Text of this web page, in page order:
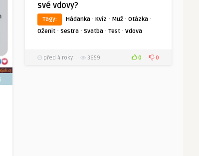
své vdovy?
Tagy: Hádanka · Kvíz · Muž · Otázka ·
Oženit · Sestra · Svatba · Test · Vdova
před 4 roky 3659 0 0